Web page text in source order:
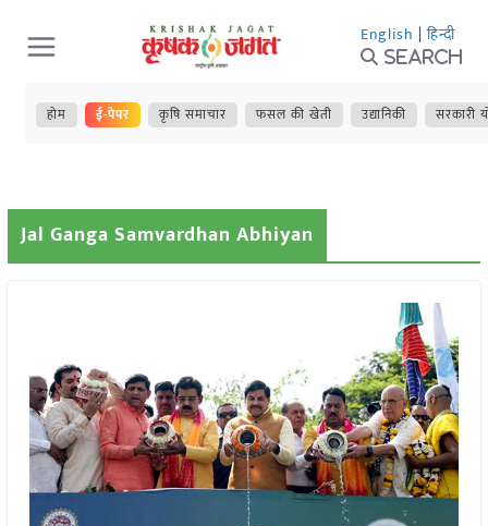
Skip
to
content
English | हिन्दी
Search
होम ई-पेपर कृषि समाचार फसल की खेती उद्यानिकी सरकारी
Jal Ganga Samvardhan Abhiyan